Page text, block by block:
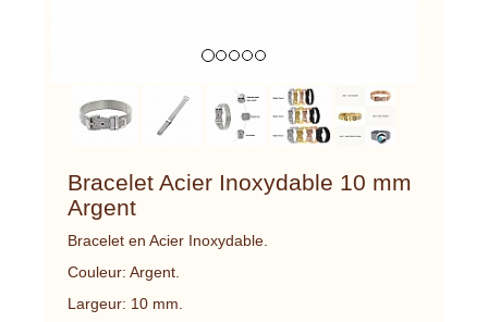
Bracelet Acier Inoxydable 10 mm
Argent
Bracelet en Acier Inoxydable.
Couleur: Argent.
Largeur: 10 mm.